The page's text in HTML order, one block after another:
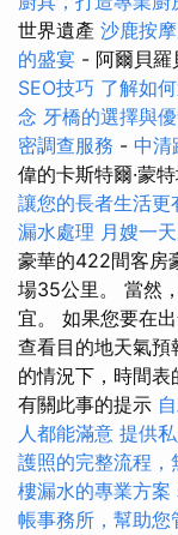
世界遺產 沙鹿按
的盛宴 - 阿爾貝羅
SEO技巧 了解如
念 牙橋的選擇與
密調查服務 - 中清
偉的卡斯特爾·蒙特
讓您的長者生活更
漏水處理 月嫂一
豪華的422間客房
場35公里。 當然
宜。 如果您要在
查看目的地天氣
的情況下，時間
有關此事的提示
人都能滿意 提供
護照的完整流程，
樓漏水的專業方案
帳事務所，幫助您